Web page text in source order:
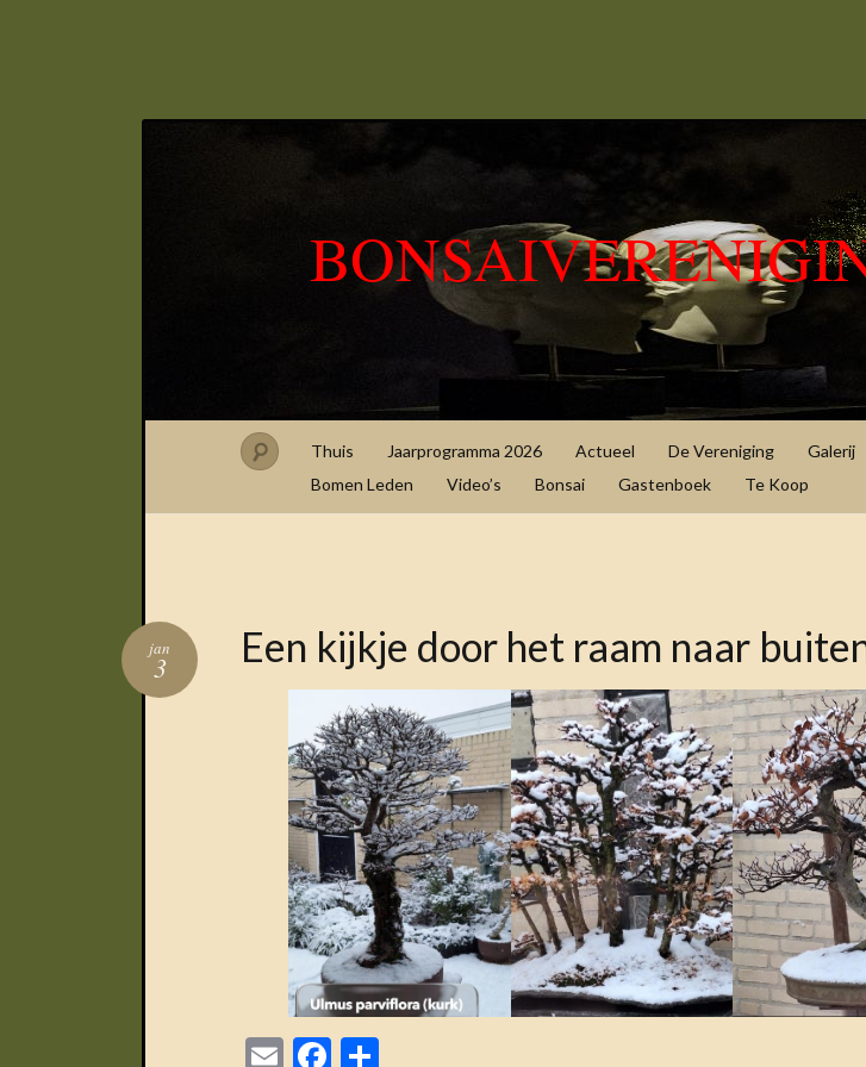
Thuis Jaarprogramma 2026 Actueel De Vereniging Galerij
Bomen Leden
Video’s Bonsai Gastenboek Te Koop
Een kijkje door het raam naar
jan
3
EmailFacebook